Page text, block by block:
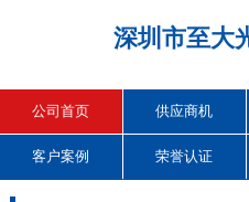
深圳市至大
公司首页 供应商机
客户案例 荣誉认证